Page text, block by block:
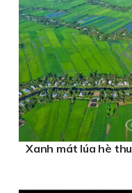
Xanh mát lúa hè thu